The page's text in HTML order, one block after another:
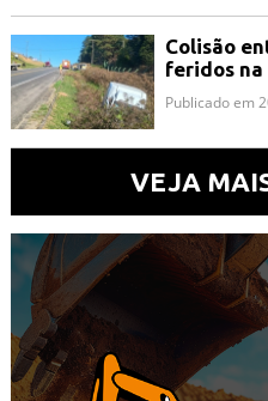
Colisão
feridos na
Publicado em
VEJA